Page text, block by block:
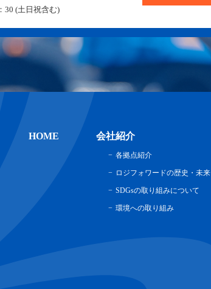
30 (土日祝含む)
HOME 会社紹介
各拠点紹介
ロジフォワードの歴史・未来
SDGsの取り組みについて
環境への取り組み